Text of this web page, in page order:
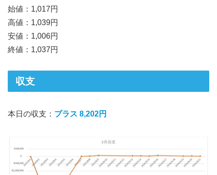
始値：1,017円
高値：1,039円
安値：1,006円
終値：1,037円
収支
本日の収支： プラス 8,202円